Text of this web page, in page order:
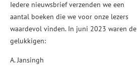
Iedere nieuwsbrief verzenden we een
aantal boeken die we voor onze lezers
waardevol vinden. In juni 2023 waren de
gelukkigen:
A. Jansingh